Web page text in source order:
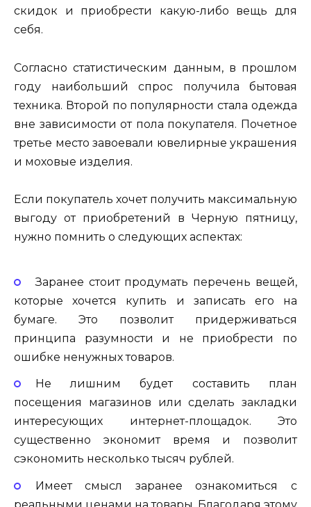
скидок и приобрести какую-либо вещь для
себя.
Согласно статистическим данным, в прошлом
году наибольший спрос получила бытовая
техника. Второй по популярности стала одежда
вне зависимости от пола покупателя. Почетное
третье место завоевали ювелирные украшения
и моховые изделия.
Если покупатель хочет получить максимальную
выгоду от приобретений в Черную пятницу,
нужно помнить о следующих аспектах:
Заранее стоит продумать перечень вещей,
которые хочется купить и записать его на
бумаге. Это позволит придерживаться
принципа разумности и не приобрести по
ошибке ненужных товаров.
Не лишним будет составить план
посещения магазинов или сделать закладки
интересующих интернет-площадок. Это
существенно экономит время и позволит
сэкономить несколько тысяч рублей.
Имеет смысл заранее ознакомиться с
реальными ценами на товары. Благодаря этому